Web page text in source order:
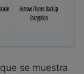
se muestra